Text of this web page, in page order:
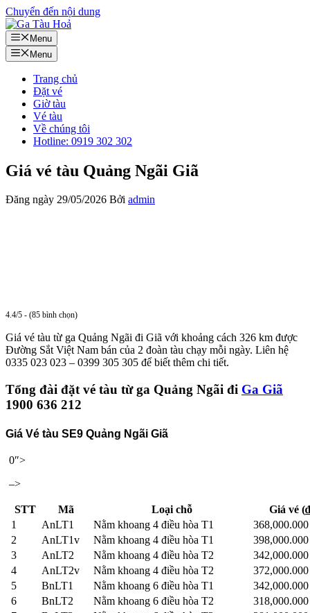
Chuyển đến nội dung
Menu
Menu
Trang chủ
Đặt vé
Giờ tàu
Vé tàu
Về chúng tôi
Hotline: 0919 302 302
Giá vé tàu Quảng Ngãi Giã
Đăng ngày 29/05/2026 Bởi admin
4.4/5 - (85 bình chọn)
Giá vé tàu từ ga Quảng Ngãi đi Giã với khoảng cách 326 km được
Đường Sắt Việt Nam bán của 2 đoàn tàu chạy mỗi ngày. Liên hệ
0335 023 023 – 0399 305 305 để biết thêm chi tiết.
Tổng đài đặt vé tàu từ ga Quảng Ngãi đi Ga Giã
1900 636 212
Giá Vé tàu SE9 Quảng Ngãi Giã
0″>
–>
STT Mã Loại chỗ
Giá vé
1
AnLT1 Nằm khoang 4 điều hòa T1
2
AnLT1v Nằm khoang 4 điều hòa T1
3
AnLT2 Nằm khoang 4 điều hòa T2
4
AnLT2v Nằm khoang 4 điều hòa T2
5
BnLT1 Nằm khoang 6 điều hòa T1
6
BnLT2 Nằm khoang 6 điều hòa T2